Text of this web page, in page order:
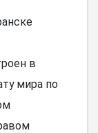
в
мира по